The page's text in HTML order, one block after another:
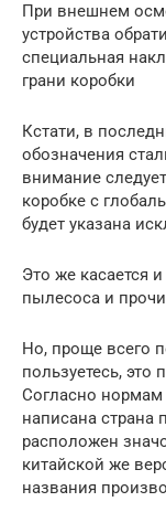
При внешнем
устройства
специальная
грани коробки
Кстати, в
обозначения
внимание
коробке с
будет указана
Это же касается
пылесоса и
Но, проще всего
пользуетесь,
Согласно
написана страна
расположен
китайской же
названия